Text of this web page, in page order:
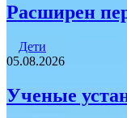
Расширен
Дети
05.08.2026
Ученые